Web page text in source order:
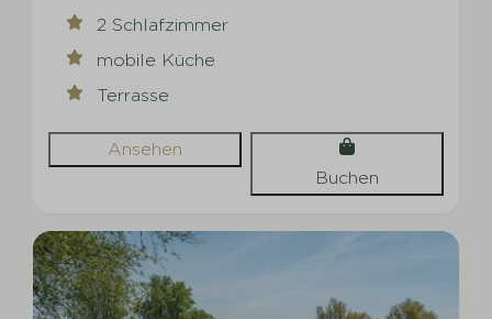
2 Schlafzimmer
mobile Küche
Terrasse
Ansehen
Buchen